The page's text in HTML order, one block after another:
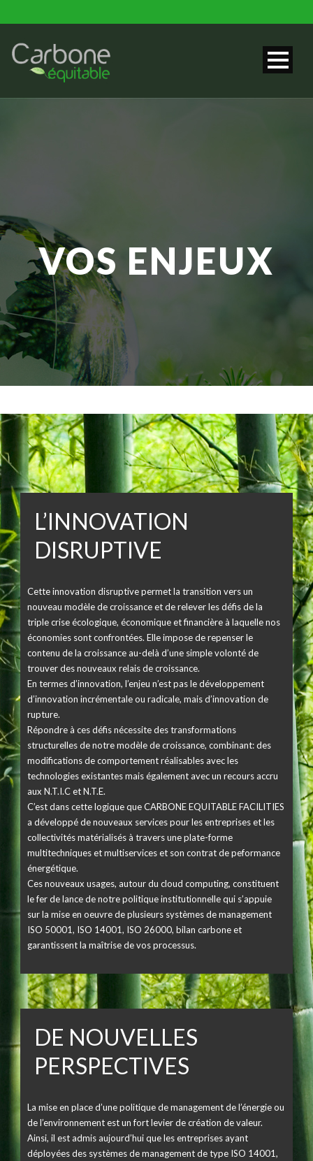
VOS ENJEUX
L’INNOVATION
DISRUPTIVE
Cette innovation disruptive permet la transition vers un
nouveau modèle de croissance et de relever les défis de la
triple crise écologique, économique et financière à laquelle nos
économies sont confrontées. Elle impose de repenser le
contenu de la croissance au-delà d’une simple volonté de
trouver des nouveaux relais de croissance.
En termes d’innovation, l’enjeu n’est pas le développement
d’innovation incrémentale ou radicale, mais d’innovation de
rupture.
Répondre à ces défis nécessite des transformations
structurelles de notre modèle de croissance, combinant: des
modifications de comportement réalisables avec les
technologies existantes mais également avec un recours accru
aux N.T.I.C et N.T.E.
C’est dans cette logique que CARBONE EQUITABLE FACILITIES
a développé de nouveaux services pour les entreprises et les
collectivités matérialisés à travers une plate-forme
multitechniques et multiservices et son contrat de peformance
énergétique.
Ces nouveaux usages, autour du cloud computing, constituent
le fer de lance de notre politique institutionnelle qui s’appuie
sur la mise en oeuvre de plusieurs systèmes de management
ISO 50001, ISO 14001, ISO 26000, bilan carbone et
garantissent la maîtrise de vos processus.
DE NOUVELLES
PERSPECTIVES
La mise en place d’une politique de management de l’énergie ou
de l’environnement est un fort levier de création de valeur.
Ainsi, il est admis aujourd’hui que les entreprises ayant
déployées des systèmes de management de type ISO 14001,